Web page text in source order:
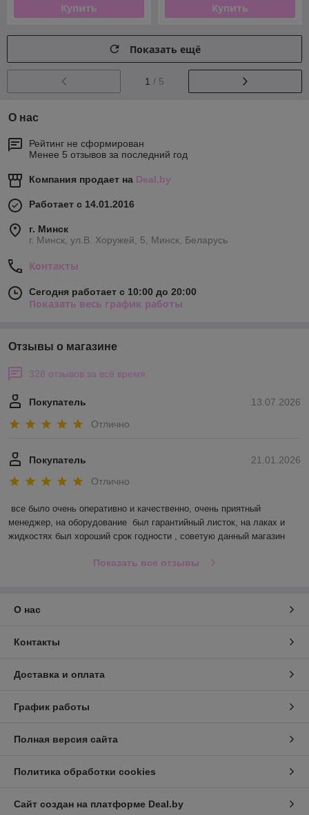
Купить Купить
Показать ещё
1 / 5
О нас
Рейтинг не сформирован
Менее 5 отзывов за последний год
Компания продает на Deal.by
Работает с 14.01.2016
г. Минск
г. Минск, ул.В. Хоружей, 5, Минск, Беларусь
Контакты
Сегодня работает с 10:00 до 20:00
Показать весь график работы
Отзывы о магазине
328 отзывов за всё время
13.07.2026
Покупатель
Отлично
21.01.2026
Покупатель
Отлично
все было очень оперативно и качественно, очень приятный
менеджер, на оборудование  был гарантийный листок, на лаках и
жидкостях был хороший срок годности , советую данный магазин
Показать все отзывы
О нас
Контакты
Доставка и оплата
График работы
Полная версия сайта
Политика обработки cookies
Сайт создан на платформе Deal.by